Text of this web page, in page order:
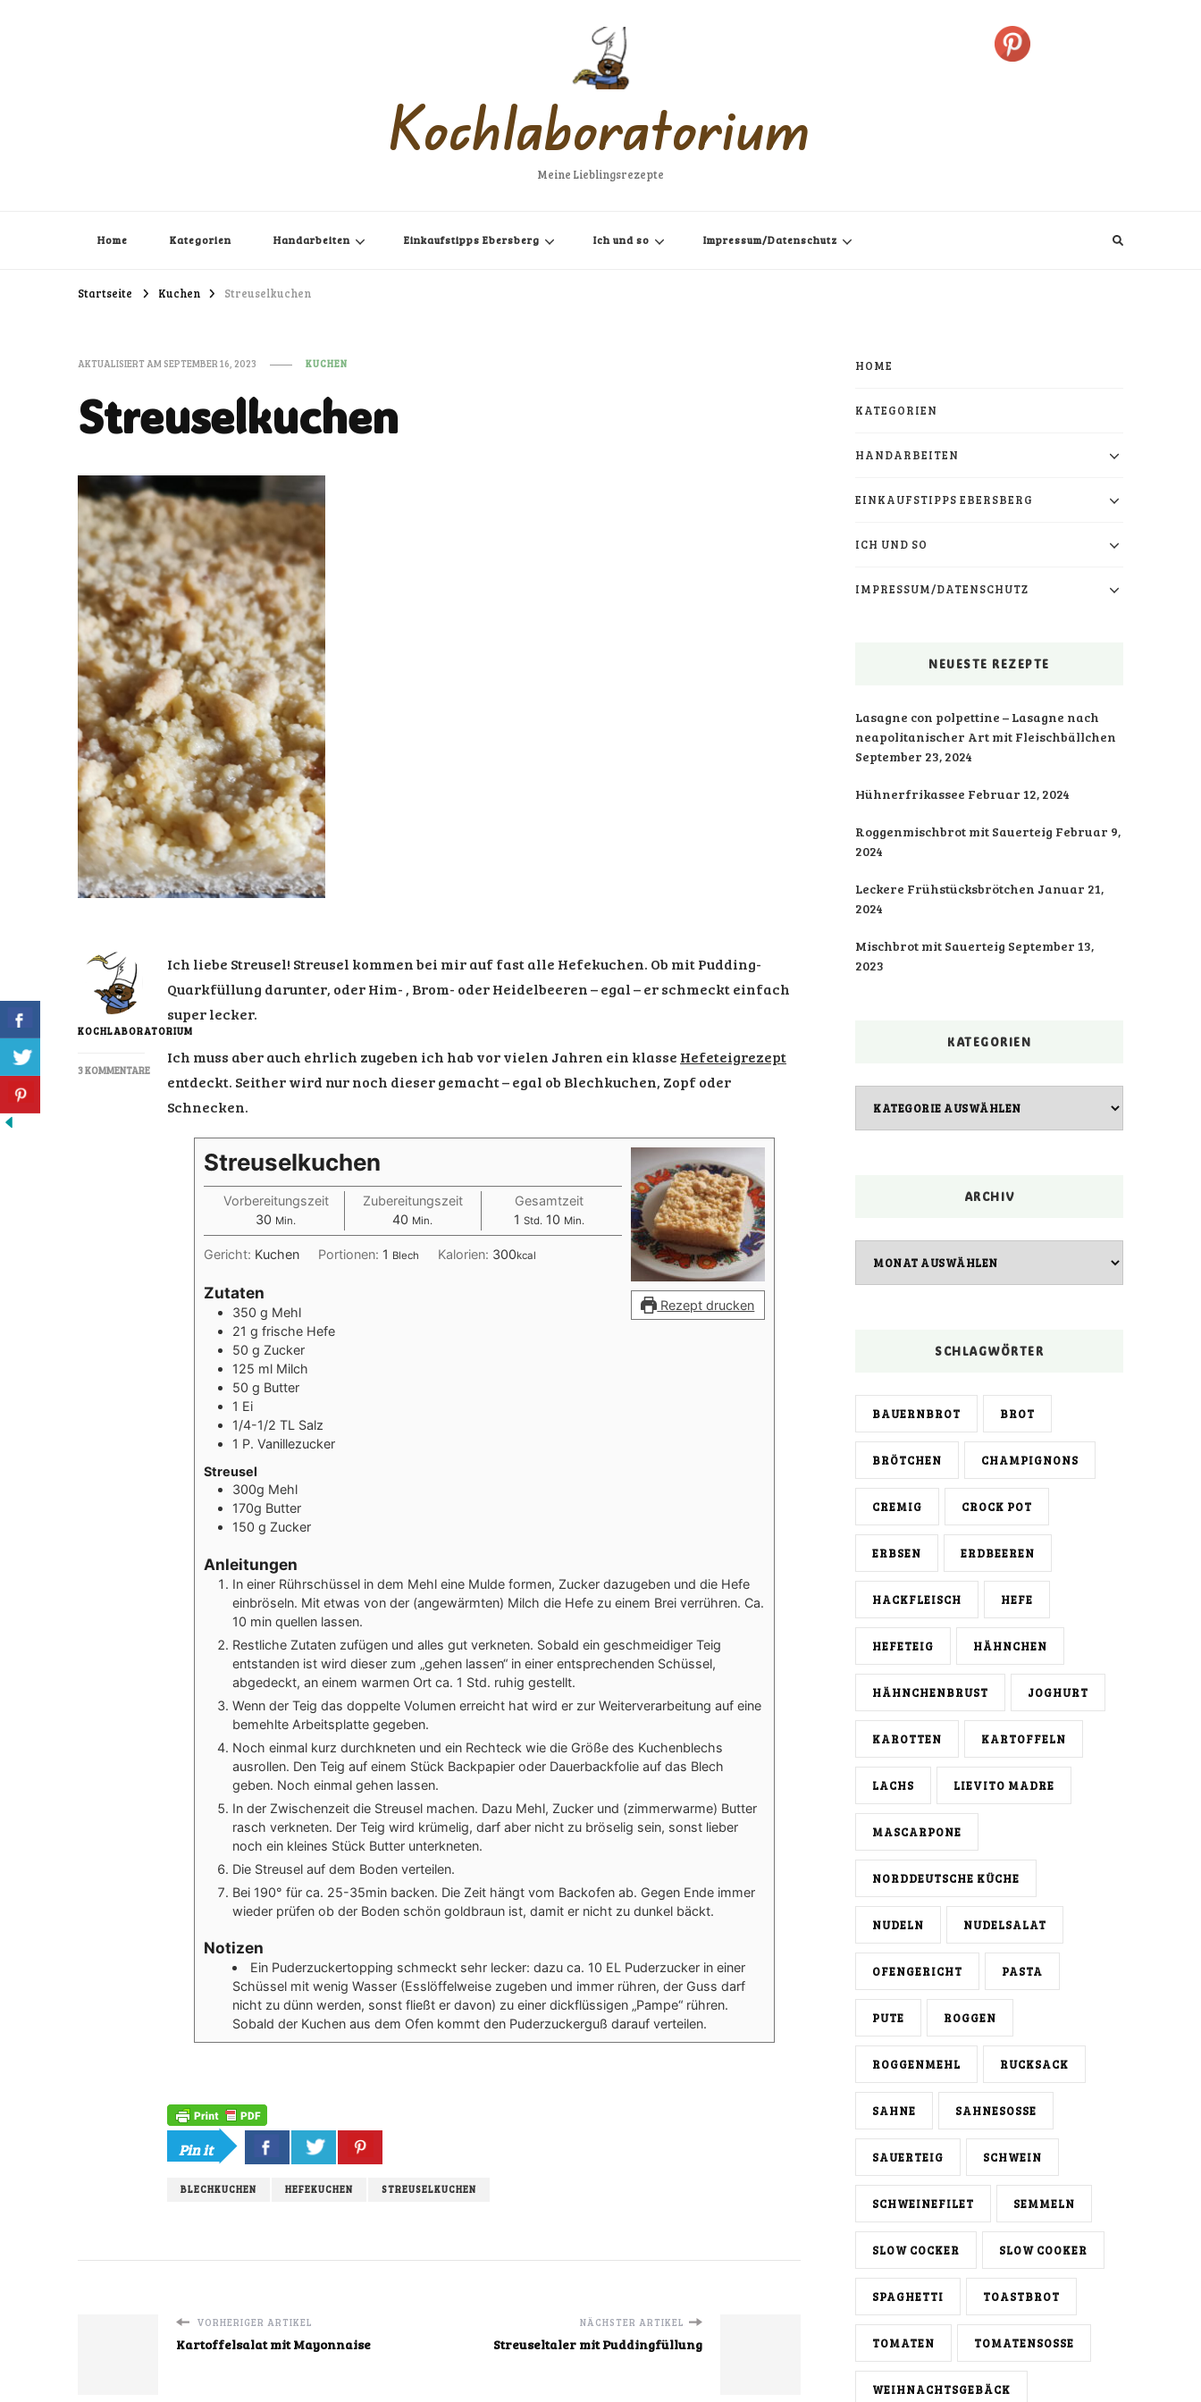
Kochlaboratorium
Meine Lieblingsrezepte
Home Kategorien Handarbeiten Einkaufstipps Ebersberg Ich und so Impressum/Datenschutz
Startseite Kuchen Streuselkuchen
AKTUALISIERT AMSEPTEMBER 16, 2023 KUCHEN
Streuselkuchen
KOCHLABORATORIUM
3 KOMMENTARE
STREUSELKUCHEN
Ich liebe Streusel! Streusel kommen bei mir auf fast alle Hefekuchen. Ob mit Pudding-
Quarkfüllung darunter, oder Him- , Brom- oder Heidelbeeren – egal – er schmeckt einfach
super lecker.
Ich muss aber auch ehrlich zugeben ich hab vor vielen Jahren ein klasse Hefeteigrezept
entdeckt. Seither wird nur noch dieser gemacht – egal ob Blechkuchen, Zopf oder
Schnecken.
Rezept drucken
Streuselkuchen
Vorbereitungszeit
30 Minuten
Min.
Zubereitungszeit
40 Minuten
Min.
Gesamtzeit
1 Stunde
Std. 10 Minuten
Min.
Gericht: Kuchen Portionen: 1 Blech Kalorien: 300kcal
Zutaten
350 g Mehl
21 g frische Hefe
50 g Zucker
125 ml Milch
50 g Butter
1 Ei
1/4-1/2 TL Salz
1 P. Vanillezucker
Streusel
300g Mehl
170g Butter
150 g Zucker
Anleitungen
In einer Rührschüssel in dem Mehl eine Mulde formen, Zucker dazugeben und die Hefe
einbröseln. Mit etwas von der (angewärmten) Milch die Hefe zu einem Brei verrühren. Ca.
10 min quellen lassen.
Restliche Zutaten zufügen und alles gut verkneten. Sobald ein geschmeidiger Teig
entstanden ist wird dieser zum „gehen lassen“ in einer entsprechenden Schüssel,
abgedeckt, an einem warmen Ort ca. 1 Std. ruhig gestellt.
Wenn der Teig das doppelte Volumen erreicht hat wird er zur Weiterverarbeitung auf eine
bemehlte Arbeitsplatte gegeben.
Noch einmal kurz durchkneten und ein Rechteck wie die Größe des Kuchenblechs
ausrollen. Den Teig auf einem Stück Backpapier oder Dauerbackfolie auf das Blech
geben. Noch einmal gehen lassen.
In der Zwischenzeit die Streusel machen. Dazu Mehl, Zucker und (zimmerwarme) Butter
rasch verkneten. Der Teig wird krümelig, darf aber nicht zu bröselig sein, sonst lieber
noch ein kleines Stück Butter unterkneten.
Die Streusel auf dem Boden verteilen.
Bei 190° für ca. 25-35min backen. Die Zeit hängt vom Backofen ab. Gegen Ende immer
wieder prüfen ob der Boden schön goldbraun ist, damit er nicht zu dunkel bäckt.
Notizen
Ein Puderzuckertopping schmeckt sehr lecker: dazu ca. 10 EL Puderzucker in einer
Schüssel mit wenig Wasser (Esslöffelweise zugeben und immer rühren, der Guss darf
nicht zu dünn werden, sonst fließt er davon) zu einer dickflüssigen „Pampe“ rühren.
Sobald der Kuchen aus dem Ofen kommt den Puderzuckerguß darauf verteilen.
Pin it
BLECHKUCHEN HEFEKUCHEN STREUSELKUCHEN
VORHERIGER ARTIKEL
Kartoffelsalat mit Mayonnaise
NÄCHSTER ARTIKEL
Streuseltaler mit Puddingfüllung
HOME
KATEGORIEN
HANDARBEITEN
EINKAUFSTIPPS EBERSBERG
ICH UND SO
IMPRESSUM/DATENSCHUTZ
NEUESTE REZEPTE
Lasagne con polpettine – Lasagne nach
neapolitanischer Art mit Fleischbällchen
September 23, 2024
Hühnerfrikassee Februar 12, 2024
Roggenmischbrot mit Sauerteig Februar 9,
2024
Leckere Frühstücksbrötchen Januar 21,
2024
Mischbrot mit Sauerteig September 13,
2023
KATEGORIEN
ARCHIV
SCHLAGWÖRTER
BAUERNBROT BROT
BRÖTCHEN CHAMPIGNONS
CREMIG CROCK POT
ERBSEN ERDBEEREN
HACKFLEISCH HEFE
HEFETEIG HÄHNCHEN
HÄHNCHENBRUST JOGHURT
KAROTTEN KARTOFFELN
LACHS LIEVITO MADRE
MASCARPONE
NORDDEUTSCHE KÜCHE
NUDELN NUDELSALAT
OFENGERICHT PASTA
PUTE ROGGEN
ROGGENMEHL RUCKSACK
SAHNE SAHNESOSSE
SAUERTEIG SCHWEIN
SCHWEINEFILET SEMMELN
SLOW COCKER SLOW COOKER
SPAGHETTI TOASTBROT
TOMATEN TOMATENSOSSE
WEIHNACHTSGEBÄCK